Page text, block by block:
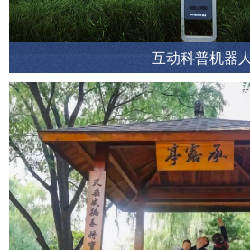
互动科普机器人